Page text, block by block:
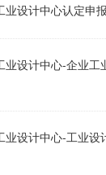
业设计中心认定申
业设计中心-企业工
业设计中心-工业设